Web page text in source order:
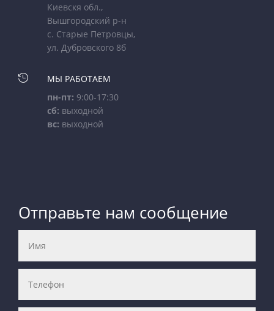
Киевскя обл.,
Вышгородский р-н
с. Старые Петровцы,
ул. Дубровского 8б

МЫ РАБОТАЕМ
пн-пт: 9:00-17:30
сб: выходной
вс: выходной
Отправьте нам сообщение